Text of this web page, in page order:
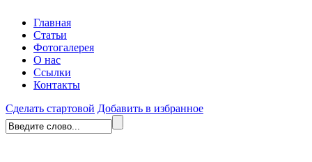
Главная
Статьи
Фотогалерея
О нас
Ссылки
Контакты
Сделать стартовой Добавить в избранное